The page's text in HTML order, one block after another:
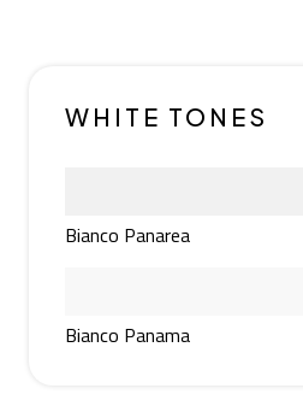
WHITE TONES
Bianco Panarea
Bianco Panama